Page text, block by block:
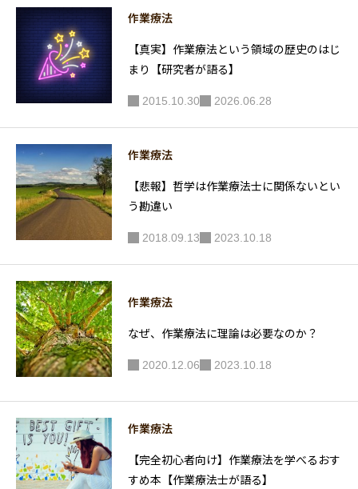
作業療法
【真実】作業療法という領域の歴史のはじ
まり【研究者が語る】
2015.10.30 2026.06.28
作業療法
【悲報】哲学は作業療法士に関係ないとい
う勘違い
2018.09.13 2023.10.18
作業療法
なぜ、作業療法に理論は必要なのか？
2020.12.06 2023.10.18
作業療法
【完全初心者向け】作業療法を学べるおす
すめ本【作業療法士が語る】